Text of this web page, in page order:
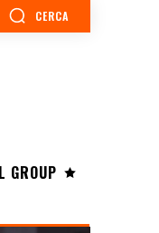
CERCA
GROUP